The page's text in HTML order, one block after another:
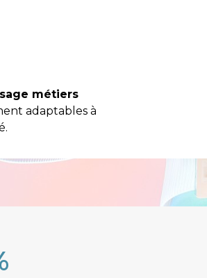
métiers
adaptables à